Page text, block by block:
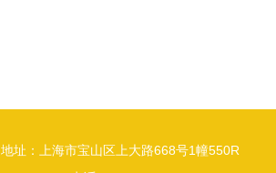
地址：上海市宝山区上大路668号1幢550R